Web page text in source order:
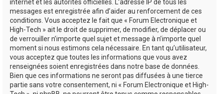
internet et les autorités officielles. L’adresse IP de tous les
messages est enregistrée afin d’aider au renforcement de ces
conditions. Vous acceptez le fait que « Forum Electronique et
High-Tech » ait le droit de supprimer, de modifier, de déplacer ou
de verrouiller n’importe quel sujet et message à n’importe quel
moment si nous estimons cela nécessaire. En tant qu’utilisateur,
vous acceptez que toutes les informations que vous avez
renseignées soient enregistrées dans notre base de données.
Bien que ces informations ne seront pas diffusées à une tierce
partie sans votre consentement, ni « Forum Electronique et High-